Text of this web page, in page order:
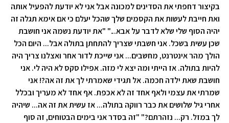
בקיצור דחפתי את הסדינים למכונה אבל אני לא יודעת להפעיל אותה
ואת חייבת לעשות את הקסמים שלך שהכל יעלם כי אם אימא תגלה זה
יהיה הסוף שלי שלא לדבר על אבא..." "את יודעת נשמה אני חושבת
שכן עשית בשכל. אני חשבתי שצריך להתחתן בתולה אבל... היום הכל
הולך מהר אינטרנט, מחשבים... אני שייכת לדור אחר ואצלנו צריך היה
להיות בתולה. אז הייתי ומה יצא לי מזה. אפילו סקס לא היה לי. אני
חושבת שאת ילדה חכמה. אל תגידי שאמרתי לך את זה אה?! אני
שמרתי את עצמי ולאף אחד זה לא אכפת. אף אחד לא מעריך ובכלל
אחרי גיל שלושים את כבר רווקה בתולה... אז עשית את זה אה... שיהיה
לך במזל. רק... נזהרתם?" "זה בסדר אני בימים הבטוחים, זה סוף